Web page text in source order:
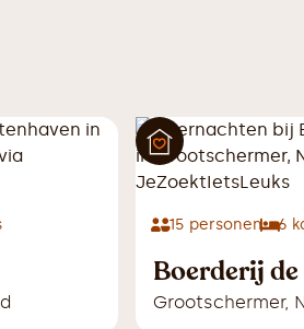
15 personen 6
Boerderij
Grootschermer,